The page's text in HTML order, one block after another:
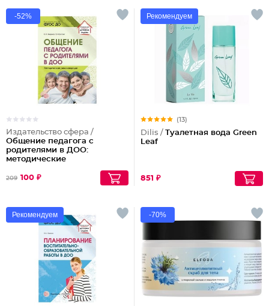
210х250мм)
-52%
Издательство сфера /
Общение педагога с
родителями в ДОО:
методические
209 100 ₽
Рекомендуем
(13)
Dilis / Туалетная вода Green
Leaf
851 ₽
Рекомендуем -70%